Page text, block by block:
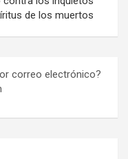
de los muertos
correo electrónico?